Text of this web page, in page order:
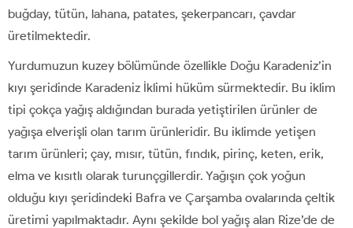
buğday, tütün, lahana, patates, şekerpancarı, çavdar
üretilmektedir.
Yurdumuzun kuzey bölümünde özellikle Doğu Karadeniz’in
kıyı şeridinde Karadeniz İklimi hüküm sürmektedir. Bu iklim
tipi çokça yağış aldığından burada yetiştirilen ürünler de
yağışa elverişli olan tarım ürünleridir. Bu iklimde yetişen
tarım ürünleri; çay, mısır, tütün, fındık, pirinç, keten, erik,
elma ve kısıtlı olarak turunçgillerdir. Yağışın çok yoğun
olduğu kıyı şeridindeki Bafra ve Çarşamba ovalarında çeltik
üretimi yapılmaktadır. Aynı şekilde bol yağış alan Rize’de de